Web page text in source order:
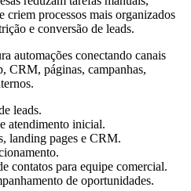
criem processos mais organizados
e conversão de leads.
automações conectando canais
CRM, páginas, campanhas,
leads.
atendimento inicial.
landing pages e CRM.
contatos para equipe comercial.
de oportunidades.